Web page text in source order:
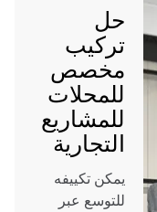
حل
تركيب
مخصص
للمحلات
للمشاريع
التجارية
يمكن تكييفه
للتوسع عبر